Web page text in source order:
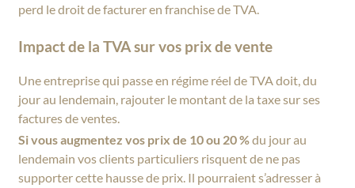
perd le droit de facturer en franchise de TVA.
Impact de la TVA sur vos prix de vente
Une entreprise qui passe en régime réel de TVA doit, du
jour au lendemain, rajouter le montant de la taxe sur ses
factures de ventes.
Si vous augmentez vos prix de 10 ou 20 %du jour au
lendemain vos clients particuliers risquent de ne pas
supporter cette hausse de prix. Il pourraient s’adresser à